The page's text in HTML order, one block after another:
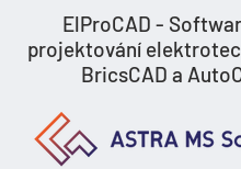
ElProCAD -
projektování
BricsCAD a